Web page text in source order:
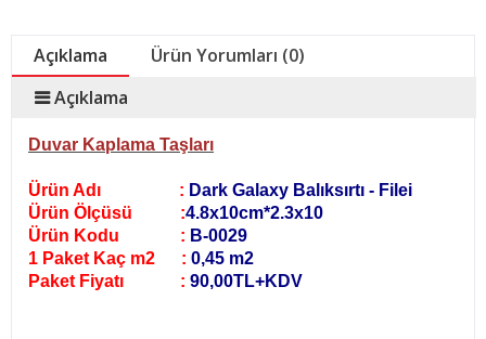
Açıklama
Ürün Yorumları (0)
Açıklama
Duvar Kaplama Taşları
Ürün Adı : Dark Galaxy Balıksırtı - Filei
Ürün Ölçüsü :4.8x10cm*2.3x10
Ürün Kodu : B-0029
1 Paket Kaç m2 : 0,45 m2
Paket Fiyatı : 90,00TL+KDV